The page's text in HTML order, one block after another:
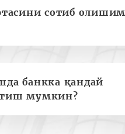
сотиб олишим
банкка қандай
мумкин?